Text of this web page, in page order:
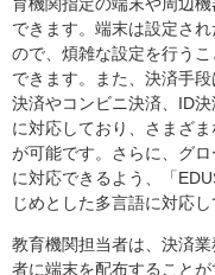
できます。端末は設定さ
ので、煩雑な設定を行う
できます。また、決済手
決済やコンビニ決済、ID
に対応しており、さまざ
が可能です。さらに、グ
に対応できるよう、「
じめとした多言語に対応し
教育機関担当者は、決済
者に端末を配布すること